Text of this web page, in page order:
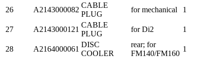
26 A2143000082
CABLE
PLUG
for mechanical 1
27 A2143000121
CABLE
PLUG
for Di2 1
28 A2164000061
DISC
COOLER
rear; for
FM140/FM160
1